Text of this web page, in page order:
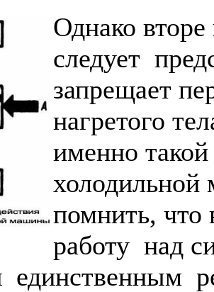
Однако
следует
запрещает
нагретого
именно
помнить,
работу над
единственным